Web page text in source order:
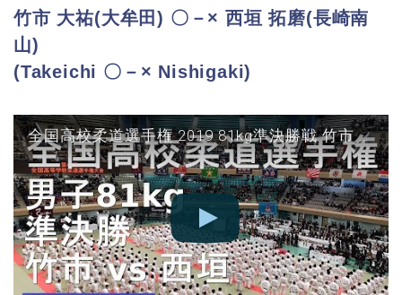
竹市 大祐(大牟田) 〇－× 西垣 拓磨(長崎南
山)
(Takeichi 〇－× Nishigaki)
全国高校柔道選手権 2019 81kg準決勝戦 竹市 vs 西垣 JUDO